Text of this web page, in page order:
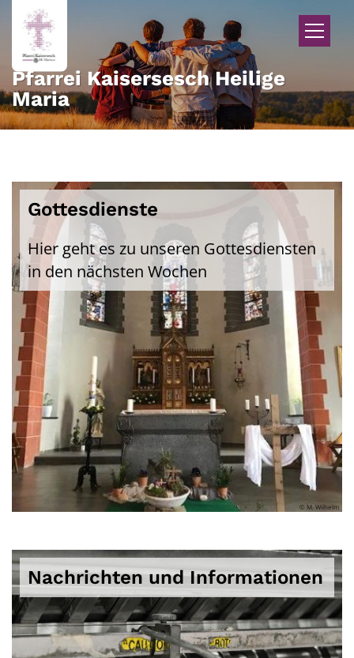
Zum Inhalt springen
Pfarrei Kaisersesch Heilige
Maria
Gottesdienste
Hier geht es zu unseren Gottesdiensten
in den nächsten Wochen
© M. Wilhelm
Nachrichten und Informationen